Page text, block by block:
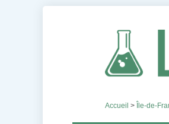
Accueil > Île-de-